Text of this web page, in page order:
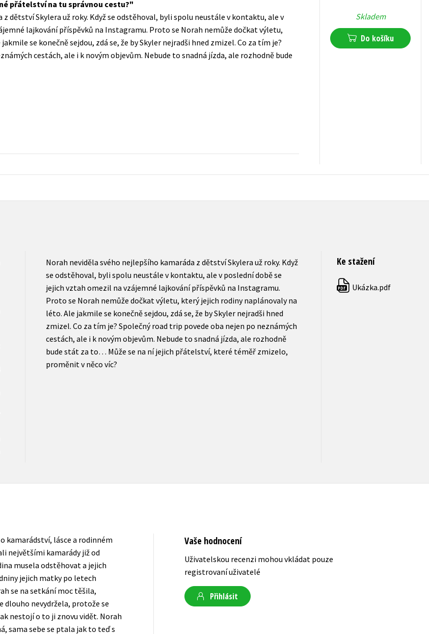
Populárně - naučná pro dospělé
Populárně - naučné pro děti
Předškoláci
Příroda a zahrada
Young adult (SK)
Zahraniční literatura
Zdraví a životní styl
přátelství na tu správnou cestu?
dětství Skylera už roky. Když se odstěhoval, byli spolu neustále v kontaktu, ale v
lajkování příspěvků na Instagramu. Proto se Norah nemůže dočkat výletu,
se konečně sejdou, zdá se, že by Skyler nejradši hned zmizel. Co za tím je?
cestách, ale i k novým objevům. Nebude to snadná jízda, ale rozhodně bude
Skladem
Do košíku
Norah neviděla svého nejlepšího kamaráda z dětství Skylera už roky. Když
se odstěhoval, byli spolu neustále v kontaktu, ale v poslední době se
jejich vztah omezil na vzájemné lajkování příspěvků na Instagramu.
Proto se Norah nemůže dočkat výletu, který jejich rodiny naplánovaly na
léto. Ale jakmile se konečně sejdou, zdá se, že by Skyler nejradši hned
zmizel. Co za tím je? Společný road trip povede oba nejen po neznámých
cestách, ale i k novým objevům. Nebude to snadná jízda, ale rozhodně
bude stát za to… Může se na ní jejich přátelství, které téměř zmizelo,
proměnit v něco víc?
Ke stažení
PDF Ukázka.pdf
lásce a rodinném
největšími kamarády již od
musela odstěhovat a jejich
jejich matky po letech
se na setkání moc těšila,
dlouho nevydržela, protože se
nestojí o to ji znovu vidět. Norah
sama sebe se ptala jak to teď s
Vaše hodnocení
Uživatelskou recenzi mohou vkládat pouze
registrovaní uživatelé
Přihlásit